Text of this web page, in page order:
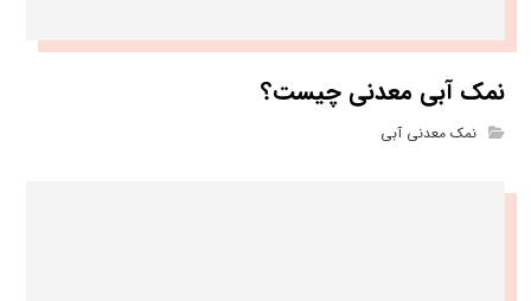
نمک آبی معدنی چیست؟
نمک معدنی آبی